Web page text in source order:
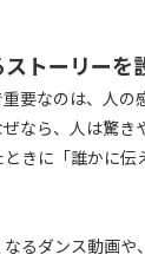
トーリーを
要なのは、人の
なら、人は驚き
きに「誰かに伝
るダンス動画や